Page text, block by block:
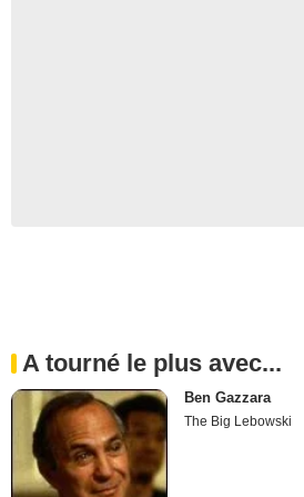
A tourné le plus avec...
Ben Gazzara
The Big Lebowski